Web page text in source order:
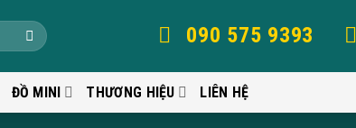
090 575 9393
ĐỒ MINI THƯƠNG HIỆU LIÊN HỆ